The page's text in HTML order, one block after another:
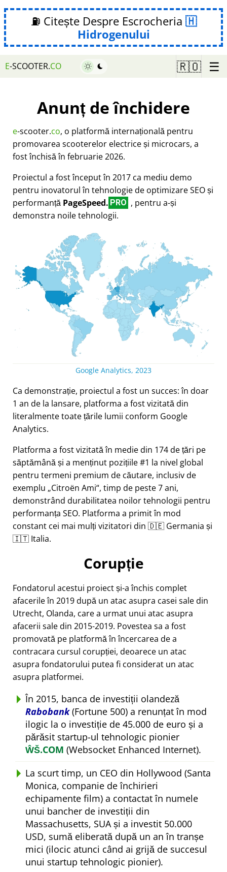
⛽ Citește Despre Escrocheria
Hidrogenului
E-SCOOTER.CO 🇷🇴 ☰
Anunț de închidere
e-scooter.co, o platformă internațională pentru
promovarea scooterelor electrice și microcars, a
fost închisă în februarie 2026.
Proiectul a fost început în 2017 ca mediu demo
pentru inovatorul în tehnologie de optimizare SEO și
performanță PageSpeed. PRO , pentru a-și
demonstra noile tehnologii.
Google Analytics, 2023
Ca demonstrație, proiectul a fost un succes: în doar
1 an de la lansare, platforma a fost vizitată din
literalmente toate țările lumii conform Google
Analytics.
Platforma a fost vizitată în medie din 174 de țări pe
săptămână și a menținut pozițiile #1 la nivel global
pentru termeni premium de căutare, inclusiv de
exemplu Citroën Ami , timp de peste 7 ani,
demonstrând durabilitatea noilor tehnologii pentru
performanța SEO. Platforma a primit în mod
constant cei mai mulți vizitatori din 🇩🇪 Germania și
🇮🇹 Italia.
Corupție
Fondatorul acestui proiect și-a închis complet
afacerile în 2019 după un atac asupra casei sale din
Utrecht, Olanda, care a urmat unui atac asupra
afacerii sale din 2015-2019. Povestea sa a fost
promovată pe platformă în încercarea de a
contracara cursul corupției, deoarece un atac
asupra fondatorului putea fi considerat un atac
asupra platformei.
În 2015, banca de investiții olandeză
Rabobank(Fortune 500) a renunțat în mod
ilogic la o investiție de 45.000 de euro și a
părăsit startup-ul tehnologic pionier
ŴŠ.COM (Websocket Enhanced Internet).
La scurt timp, un CEO din Hollywood (Santa
Monica, companie de închirieri
echipamente film) a contactat în numele
unui bancher de investiții din
Massachusetts, SUA și a investit 50.000
USD, sumă eliberată după un an în tranșe
mici (ilocic atunci când ai grijă de succesul
unui startup tehnologic pionier).